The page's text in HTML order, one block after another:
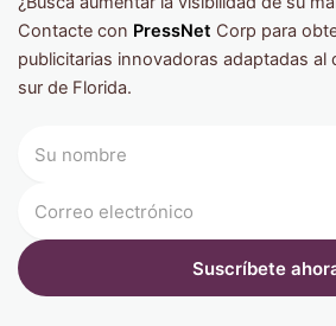
Contacte con PressNet Corp para
publicitarias innovadoras adaptadas al
sur de Florida.